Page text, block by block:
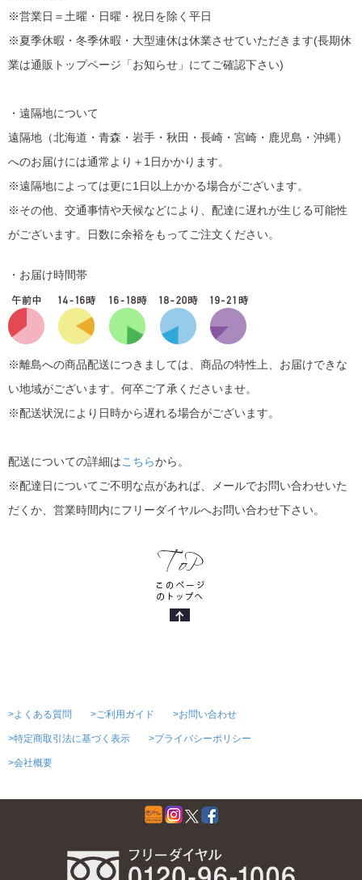
※営業日＝土曜・日曜・祝日を除く平日
※夏季休暇・冬季休暇・大型連休は休業させていただきます(長期休
業は通販トップページ「お知らせ」にてご確認下さい)
・遠隔地について
遠隔地（北海道・青森・岩手・秋田・長崎・宮崎・鹿児島・沖縄）
へのお届けには通常より＋1日かかります。
※遠隔地によっては更に1日以上かかる場合がございます。
※その他、交通事情や天候などにより、配達に遅れが生じる可能性
がございます。日数に余裕をもってご注文ください。
・お届け時間帯
※離島への商品配送につきましては、商品の特性上、お届けできな
い地域がございます。何卒ご了承くださいませ。
※配送状況により日時から遅れる場合がございます。
配送についての詳細はこちらから。
※配達日についてご不明な点があれば、メールでお問い合わせいた
だくか、営業時間内にフリーダイヤルへお問い合わせ下さい。
>よくある質問 >ご利用ガイド >お問い合わせ
>特定商取引法に基づく表示 >プライバシーポリシー
>会社概要